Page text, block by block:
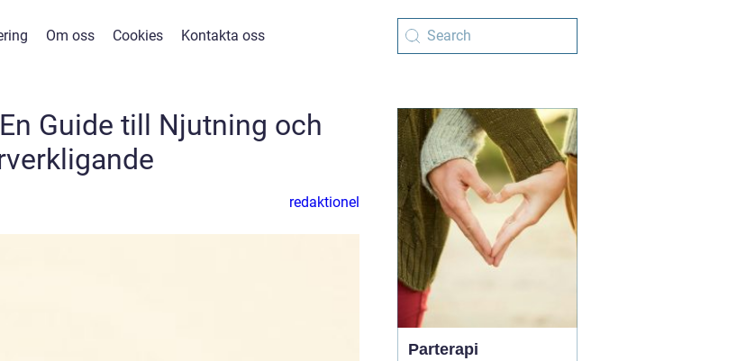
Om oss Cookies Kontakta oss
Guide till Njutning och
redaktionel
Parterapi